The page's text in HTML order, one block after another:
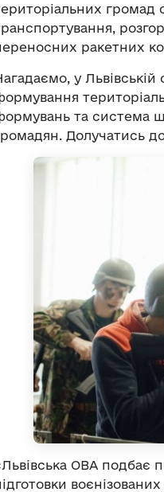
громад
ракетних
у
та система
Долучатись
ОВА подбає